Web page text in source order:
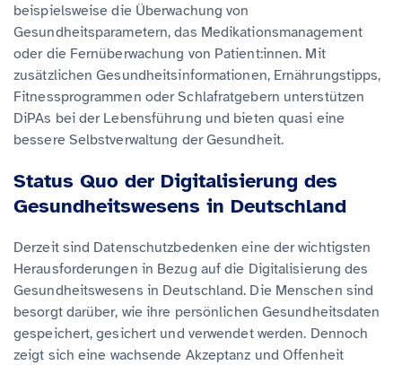
beispielsweise die Überwachung von
Gesundheitsparametern, das Medikationsmanagement
oder die Fernüberwachung von Patient:innen. Mit
zusätzlichen Gesundheitsinformationen, Ernährungstipps,
Fitnessprogrammen oder Schlafratgebern unterstützen
DiPAs bei der Lebensführung und bieten quasi eine
bessere Selbstverwaltung der Gesundheit.
Status Quo der Digitalisierung des
Gesundheitswesens in Deutschland
Derzeit sind Datenschutzbedenken eine der wichtigsten
Herausforderungen in Bezug auf die Digitalisierung des
Gesundheitswesens in Deutschland. Die Menschen sind
besorgt darüber, wie ihre persönlichen Gesundheitsdaten
gespeichert, gesichert und verwendet werden. Dennoch
zeigt sich eine wachsende Akzeptanz und Offenheit